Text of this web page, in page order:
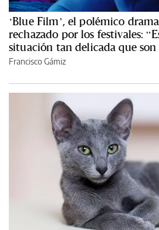
‘Blue Film’, el polémico
rechazado por los festivales:
situación tan delicada que son
Francisco Gámiz